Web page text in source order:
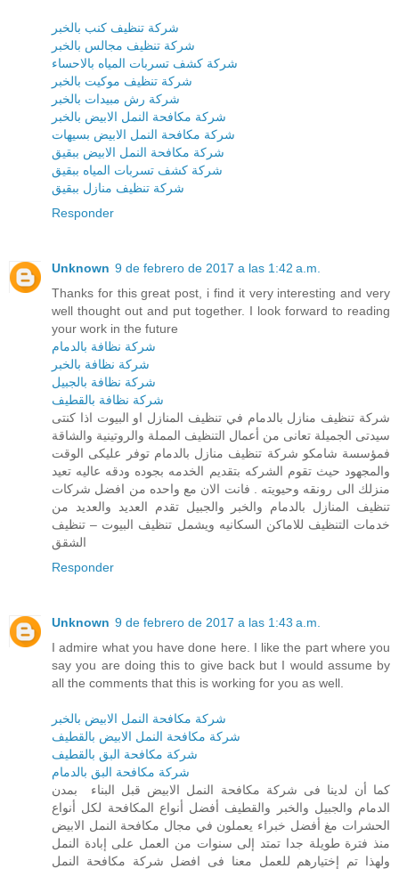
شركة تنظيف كنب بالخبر
شركة تنظيف مجالس بالخبر
شركة كشف تسربات المياه بالاحساء
شركة تنظيف موكيت بالخبر
شركة رش مبيدات بالخبر
شركة مكافحة النمل الابيض بالخبر
شركة مكافحة النمل الابيض بسيهات
شركة مكافحة النمل الابيض ببقيق
شركة كشف تسربات المياه ببقيق
شركة تنظيف منازل ببقيق
Responder
Unknown 9 de febrero de 2017 a las 1:42 a.m.
Thanks for this great post, i find it very interesting and very
well thought out and put together. I look forward to reading
your work in the future
شركة نظافة بالدمام
شركة نظافة بالخبر
شركة نظافة بالجبيل
شركة نظافة بالقطيف
شركة تنظيف منازل بالدمام في تنظيف المنازل او البيوت اذا كنتى
سيدتى الجميلة تعانى من أعمال التنظيف المملة والروتينية والشاقة
فمؤسسة شامكو شركة تنظيف منازل بالدمام توفر عليكى الوقت
والمجهود حيث تقوم الشركه بتقديم الخدمه بجوده ودقه عاليه تعيد
منزلك الى رونقه وحيويته . فانت الان مع واحده من افضل شركات
تنظيف المنازل بالدمام والخبر والجبيل تقدم العديد والعديد من
خدمات التنظيف للاماكن السكانيه ويشمل تنظيف البيوت – تنظيف
الشقق
Responder
Unknown 9 de febrero de 2017 a las 1:43 a.m.
I admire what you have done here. I like the part where you
say you are doing this to give back but I would assume by
all the comments that this is working for you as well.
شركة مكافحة النمل الابيض بالخبر
شركة مكافحة النمل الابيض بالقطيف
شركة مكافحة البق بالقطيف
شركة مكافحة البق بالدمام
كما أن لدينا فى شركة مكافحة النمل الابيض قبل البناء بمدن
الدمام والجبيل والخبر والقطيف أفضل أنواع المكافحة لكل أنواع
الحشرات مغ أفضل خبراء يعملون في مجال مكافحة النمل الابيض
منذ فترة طويلة جدا تمتد إلى سنوات من العمل على إبادة النمل
ولهذا تم إختيارهم للعمل معنا فى افضل شركة مكافحة النمل